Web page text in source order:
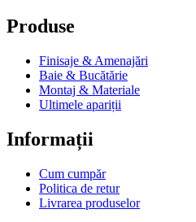
Produse
Finisaje & Amenajări
Baie & Bucătărie
Montaj & Materiale
Ultimele apariții
Informații
Cum cumpăr
Politica de retur
Livrarea produselor